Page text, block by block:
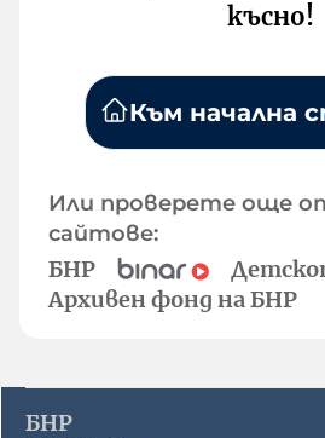
късно!
Към начална
Или проверете още
сайтове:
БНР
Архивен фонд на БНР
БНР